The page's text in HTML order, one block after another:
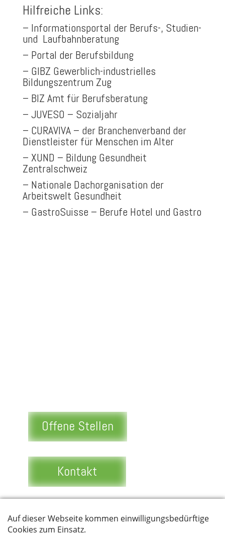
Hilfreiche Links:
– Informationsportal der Berufs-, Studien-
und Laufbahnberatung
– Portal der Berufsbildung
– GIBZ Gewerblich-​industrielles
Bildungszentrum Zug
– BIZ Amt für Berufsberatung
– JUVESO – Sozialjahr
– CURAVIVA – der Branchenverband der
Dienstleister für Menschen im Alter
– XUND – Bildung Gesundheit
Zentralschweiz
– Nationale Dachorganisation der
Arbeitswelt Gesundheit
– GastroSuisse – Berufe Hotel und Gastro
Offene Stellen
Kontakt
Datenschutz